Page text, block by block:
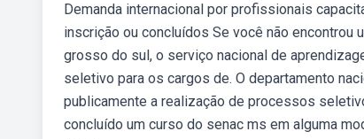
Demanda internacional por profissionais
inscrição ou concluídos Se você não encontrou
grosso do sul, o serviço nacional de
seletivo para os cargos de. O departamento
publicamente a realização de processos
concluído um curso do senac ms em alguma